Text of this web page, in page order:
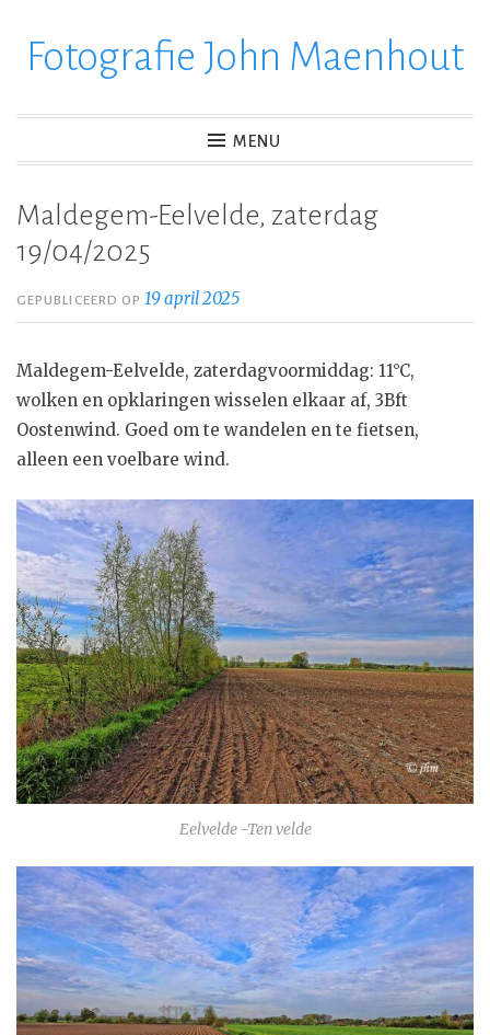
verderFotografie John Maenhout
MENU
Maldegem-Eelvelde, zaterdag
19/04/2025
GEPUBLICEERD OP19 april 2025
Maldegem-Eelvelde, zaterdagvoormiddag: 11°C,
wolken en opklaringen wisselen elkaar af, 3Bft
Oostenwind. Goed om te wandelen en te fietsen,
alleen een voelbare wind.
Eelvelde -Ten velde